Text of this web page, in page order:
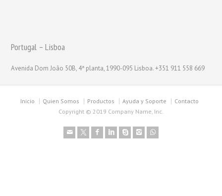
Portugal – Lisboa
Avenida Dom João 50B, 4ª planta, 1990-095 Lisboa. +351 911 558 669
Inicio Quien Somos Productos Ayuda y Soporte
Contacto
Copyright © 2019 Company Name, Inc.